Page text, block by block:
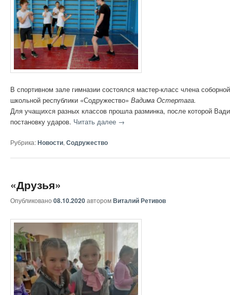
В спортивном зале гимназии состоялся мастер-класс члена
школьной республики «Содружество» Вадима Остертага.
Для учащихся разных классов прошла разминка, после которой
постановку ударов. Читать далее →
Рубрика:Новости, Содружество
«Друзья»
Опубликовано 08.10.2020авторомВиталий Ретивов